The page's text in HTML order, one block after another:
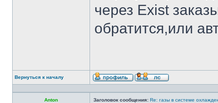
через Exist
обратится,или
Вернуться к началу
Anton Заголовок сообщения: Re: газы в системе